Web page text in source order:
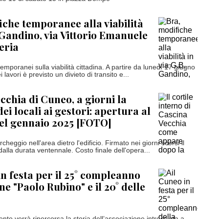
temporanee alla viabilità
via Vittorio Emanuele
sulla viabilità cittadina. A partire da lunedì 17 giugno
lavori è previsto un divieto di transito e...
di Cuneo, a giorni la
locali ai gestori: apertura al
gennaio 2025 [FOTO]
nell'area dietro l'edificio. Firmato nei giorni scorsi il
durata ventennale. Costo finale dell'opera...
festa per il 25° compleanno
"Paolo Rubino" e il 20° delle